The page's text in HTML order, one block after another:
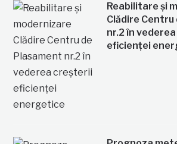
Reabilitare și
Clădire
nr.2 în
eficienței